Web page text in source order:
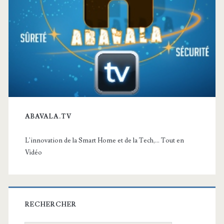
ABAVALA.TV
L'innovation de la Smart Home et de la Tech,... Tout en
Vidéo
RECHERCHER